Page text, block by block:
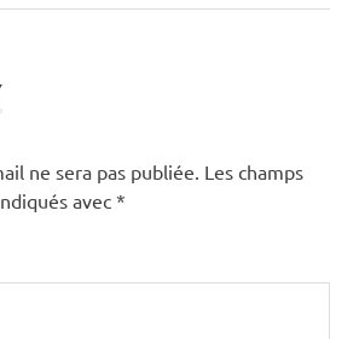
ne sera pas publiée. Les champs
avec *